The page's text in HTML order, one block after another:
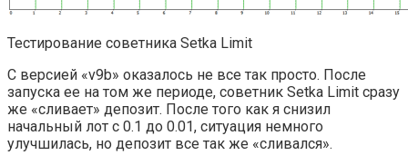
Тестирование советника Setka Limit
С версией «v9b» оказалось не все так просто. После
запуска ее на том же периоде, советник Setka Limit сразу
же «сливает» депозит. После того как я снизил
начальный лот с 0.1 до 0.01, ситуация немного
улучшилась, но депозит все так же «сливался».